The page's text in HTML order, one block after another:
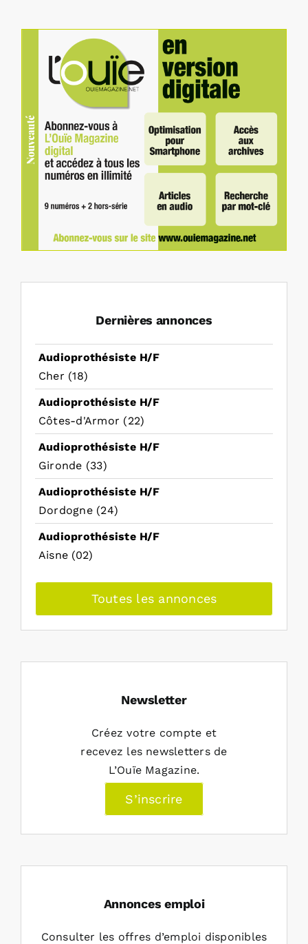
Dernières annonces
Audioprothésiste H/F
Cher (18)
Audioprothésiste H/F
Côtes-d'Armor (22)
Audioprothésiste H/F
Gironde (33)
Audioprothésiste H/F
Dordogne (24)
Audioprothésiste H/F
Aisne (02)
Toutes les annonces
Newsletter
Créez votre compte et
recevez les newsletters de
L’Ouïe Magazine.
S’inscrire
Annonces emploi
Consulter les offres d’emploi disponibles